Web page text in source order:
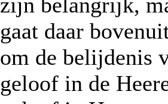
gaat daar
om de belijdenis
geloof in de